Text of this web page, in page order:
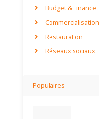
Budget & Finance
Commercialisation
Restauration
Réseaux sociaux
Populaires